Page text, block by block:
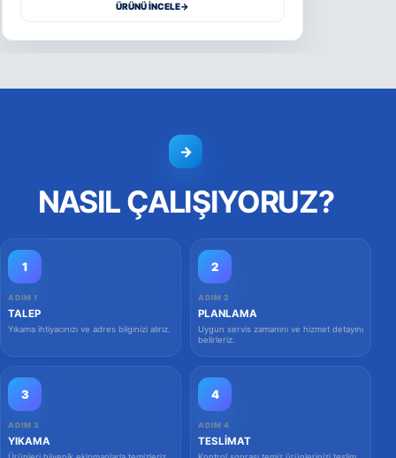
ÜRÜNÜ İNCELE→
→
NASIL ÇALIŞIYORUZ?
1
ADIM 1
TALEP
Yıkama ihtiyacınızı ve adres bilginizi alırız.
2
ADIM 2
PLANLAMA
Uygun servis zamanını ve hizmet detayını
belirleriz.
3
ADIM 3
YIKAMA
4
ADIM 4
TESLIMAT